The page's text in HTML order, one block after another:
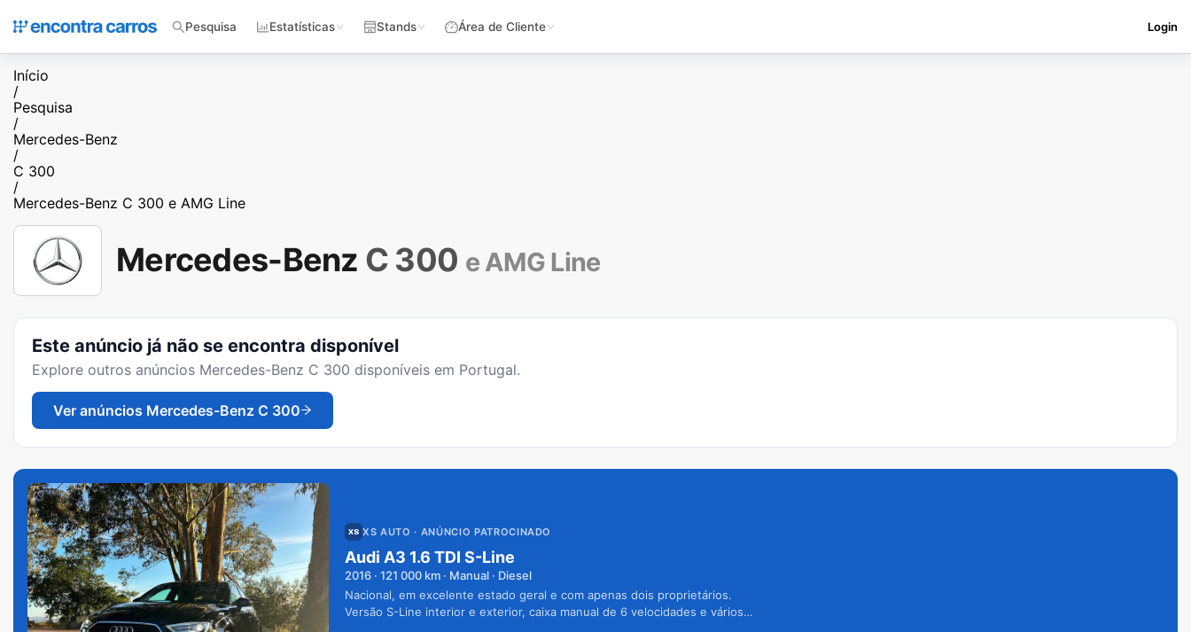
Pesquisa Estatísticas Stands Área de Cliente Login
Início
/
Pesquisa
/
Mercedes-Benz
/
C 300
/
Mercedes-Benz C 300 e AMG Line
Mercedes-Benz C 300 e AMG Line
Este anúncio já não se encontra disponível
Explore outros anúncios Mercedes-Benz C 300 disponíveis em Portugal.
Ver anúncios Mercedes-Benz C 300
XS AUTO · ANÚNCIO PATROCINADO
Audi A3 1.6 TDI S-Line
2016 · 121 000 km · Manual · Diesel
Nacional, em excelente estado geral e com apenas dois proprietários.
Versão S-Line interior e exterior, caixa manual de 6 velocidades e vários